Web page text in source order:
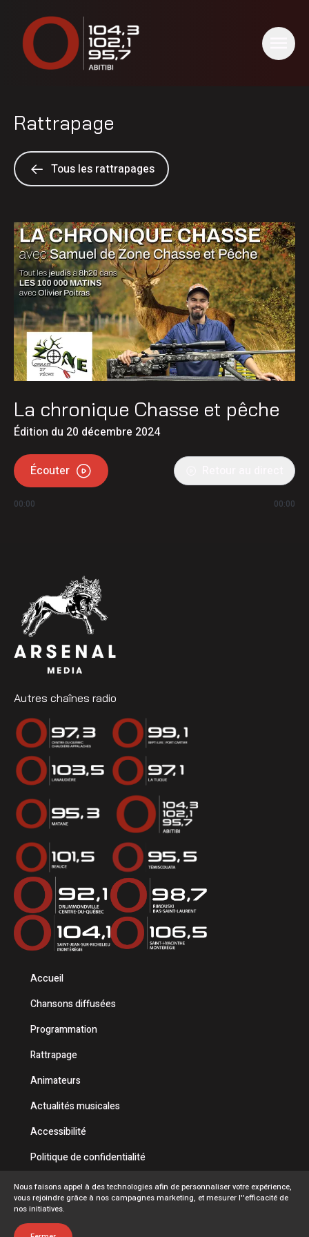
Rattrapage
Tous les rattrapages
La chronique Chasse et pêche
Édition du 20 décembre 2024
Écouter
00:00 00:00
Autres chaînes radio
Accueil
Chansons diffusées
Programmation
Rattrapage
Animateurs
Actualités musicales
Accessibilité
Politique de confidentialité
Conditions d'utilisation
FAQ
Emplois
Nous faisons appel à des technologies afin de personnaliser votre expérience,
vous rejoindre grâce à nos campagnes marketing, et mesurer l''efficacité de
nos initiatives.